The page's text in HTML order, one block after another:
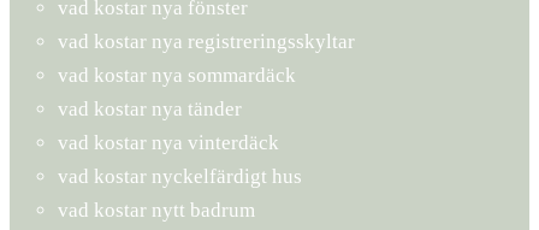
vad kostar nya fönster
vad kostar nya registreringsskyltar
vad kostar nya sommardäck
vad kostar nya tänder
vad kostar nya vinterdäck
vad kostar nyckelfärdigt hus
vad kostar nytt badrum